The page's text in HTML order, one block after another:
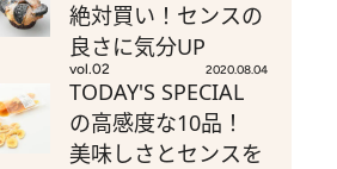
絶対買い！センスの
良さに気分UP
vol.02 2020.08.04
TODAY'S SPECIAL
の高感度な10品！
美味しさとセンスを